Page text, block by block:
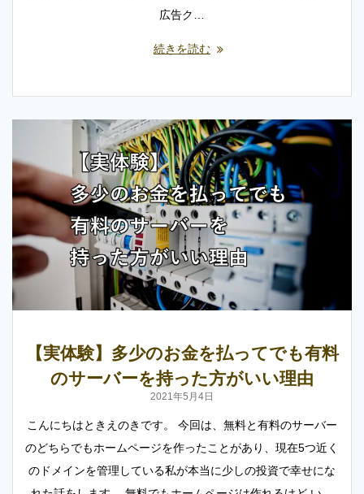
広告ク…
続きを読む
【実体験】多少のお金を払ってでも有料
のサーバーを持った方がいい理由
2021年5月4日
こんにちはときえのきです。 今回は、無料と有料のサーバー
のどちらでもホームページを作ったことがあり、現在5つ近く
のドメインを管理している私が本当に少しの投資で幸せにな